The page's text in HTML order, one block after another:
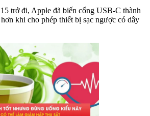
trở đi, Apple đã biến cổng USB-C thành
khi cho phép thiết bị sạc ngược có dây